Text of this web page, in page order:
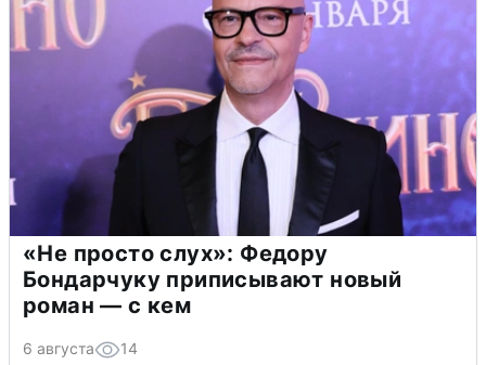
«Не просто слух»: Федору
Бондарчуку приписывают новый
роман — с кем
6 августа 14